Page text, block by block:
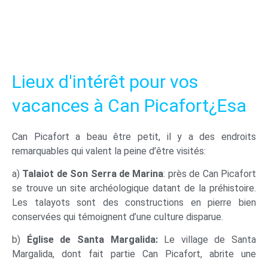
Lieux d'intérêt pour vos
vacances à Can Picafort¿Esa
Can Picafort a beau être petit, il y a des endroits
remarquables qui valent la peine d’être visités:
a) Talaiot de Son Serra de Marina: près de Can Picafort
se trouve un site archéologique datant de la préhistoire.
Les talayots sont des constructions en pierre bien
conservées qui témoignent d’une culture disparue.
b) Église de Santa Margalida:Le village de Santa
Margalida, dont fait partie Can Picafort, abrite une